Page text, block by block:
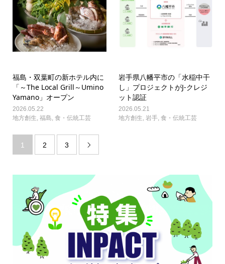
福島・双葉町の新ホテル内に
「～The Local Grill～Umino
Yamano」オープン
2026.05.22
地方創生, 福島, 食・伝統工芸
岩手県八幡平市の「水稲中干
し」プロジェクトがJ-クレジ
ット認証
2026.05.21
地方創生,岩手,食・伝統工芸
1 2 3 